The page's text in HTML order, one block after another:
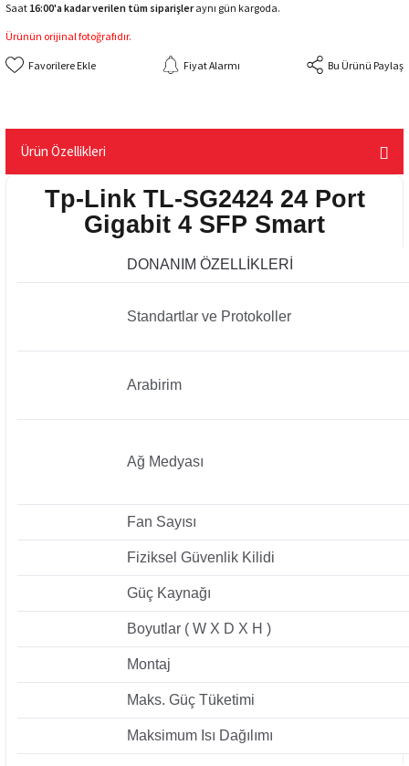
Saat 16:00'a kadar verilen tüm siparişleraynı gün kargoda.
Ürünün orijinal fotoğrafıdır.
Fiyat Alarmı Bu Ürünü Paylaş
Ürün Özellikleri
Tp-Link TL-SG2424 24 Port
Gigabit 4 SFP Smart
DONANIM ÖZELLİKLERİ
Standartlar ve Protokoller
Arabirim
Ağ Medyası
Fan Sayısı
Fiziksel Güvenlik Kilidi
Güç Kaynağı
Boyutlar ( W X D X H )
Montaj
Maks. Güç Tüketimi
Maksimum Isı Dağılımı